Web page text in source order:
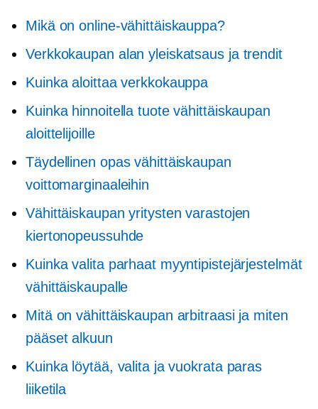
Mikä on online-vähittäiskauppa?
Verkkokaupan alan yleiskatsaus ja trendit
Kuinka aloittaa verkkokauppa
Kuinka hinnoitella tuote vähittäiskaupan
aloittelijoille
Täydellinen opas vähittäiskaupan
voittomarginaaleihin
Vähittäiskaupan yritysten varastojen
kiertonopeussuhde
Kuinka valita parhaat myyntipistejärjestelmät
vähittäiskaupalle
Mitä on vähittäiskaupan arbitraasi ja miten
pääset alkuun
Kuinka löytää, valita ja vuokrata paras
liiketila